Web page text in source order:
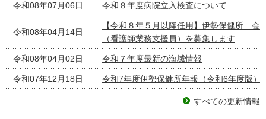
令和08年07月06日 令和８年度病院立入検査について
令和08年04月14日
【令和８年５月以降任用】伊勢保健所 会
（看護師業務支援員）を募集します
令和08年04月02日 令和７年度最新の海域情報
令和07年12月18日 令和7年度伊勢保健所年報（令和6年度版）
すべての更新情報